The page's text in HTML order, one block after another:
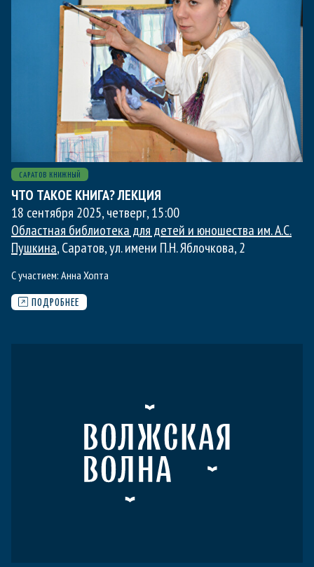
САРАТОВ КНИЖНЫЙ
ЧТО ТАКОЕ КНИГА? ЛЕКЦИЯ
18 сентября 2025, четверг,15:00
Областная библиотека для детей и юношества им. А.С.
Пушкина, Саратов, ул. имени П.Н. Яблочкова, 2
С участием: Анна Хопта
ПОДРОБНЕЕ